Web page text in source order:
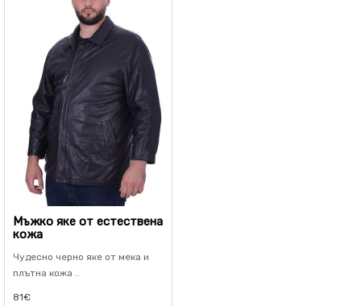
Мъжко яке от естествена
кожа
Чудесно черно яке от мека и
плътна кожа ..
81€